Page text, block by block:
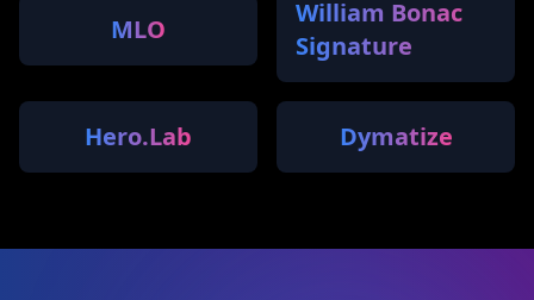
MLO
William Bonac
Signature
Hero.Lab Dymatize